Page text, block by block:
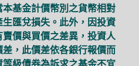
基金計價幣別之貨幣相對
匯兌損失。此外，因投資
價與買價之差異，投資人
，此價差依各銀行報價而
級債券為訴求之基金不宜